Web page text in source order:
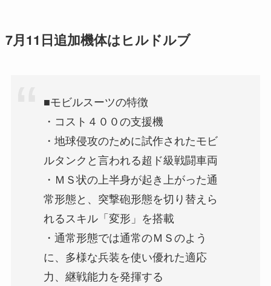
7月11日追加機体はヒルドルブ
■モビルスーツの特徴
・コスト４００の支援機
・地球侵攻のために試作されたモビ
ルタンクと言われる超ド級戦闘車両
・ＭＳ状の上半身が起き上がった通
常形態と、突撃砲形態を切り替えら
れるスキル「変形」を搭載
・通常形態では通常のＭＳのよう
に、多様な兵装を使い優れた適応
力、継戦能力を発揮する